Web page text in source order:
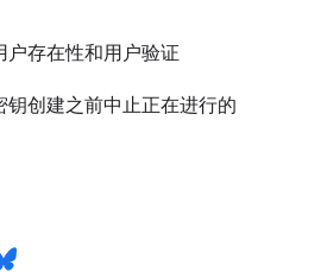
户存在性和用户验证
钥创建之前中止正在进行的